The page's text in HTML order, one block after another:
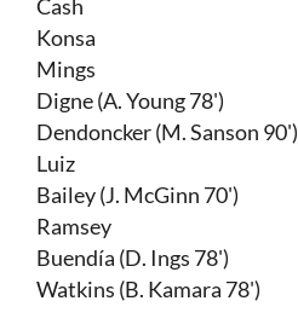
Cash
Konsa
Mings
Digne (A. Young 78')
Dendoncker (M. Sanson 90')
Luiz
Bailey (J. McGinn 70')
Ramsey
Buendía (D. Ings 78')
Watkins (B. Kamara 78')